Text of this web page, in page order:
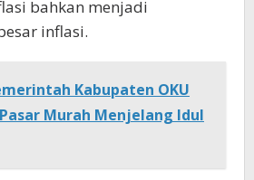
bahkan menjadi
inflasi.
Kabupaten OKU
Murah Menjelang Idul